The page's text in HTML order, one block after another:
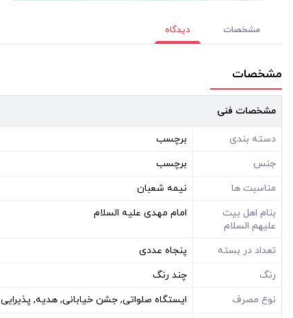
مشخصات دیدگاه
مشخصات
مشخصات فنی
دسته بندی
برچسب
جنس
برچسب
مناسبت ها
نیمه شعبان
بنام اهل بیت
علیهم السلام
امام مهدی علیه السلام
تعداد در بسته
پنجاه عددی
رنگ
چند رنگ
نوع مصرف
ایستگاه صلواتی, جشن خیابانی, هدیه, پذیرایی